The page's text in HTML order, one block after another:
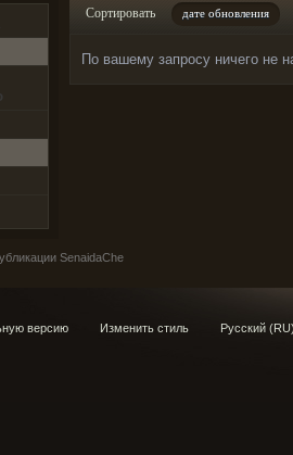
Сортировать дате обновления
По вашему запросу ничего не
SenaidaChe
версию Изменить стиль Русский